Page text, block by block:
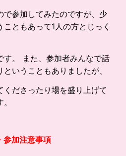
で参加してみたのですが、少
ともあって1人の方とじっく
す。 また、参加者みんなで話
いうこともありましたが、
くださったり場を盛り上げて
加注意事項